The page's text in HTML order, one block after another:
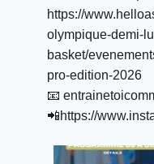
https://
olympique-demi-
basket/
pro-edition-2026
📧
📲https://